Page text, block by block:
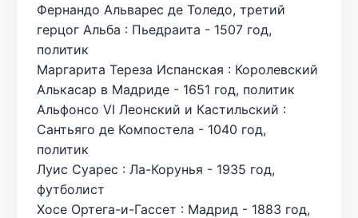
Фернандо Альварес де Толедо, третий
герцог Альба : Пьедраита - 1507 год,
политик
Маргарита Тереза Испанская : Королевский
Алькасар в Мадриде - 1651 год, политик
Альфонсо VI Леонский и Кастильский :
Сантьяго де Компостела - 1040 год,
политик
Луис Суарес : Ла-Корунья - 1935 год,
футболист
Хосе Ортега-и-Гассет : Мадрид - 1883 год,